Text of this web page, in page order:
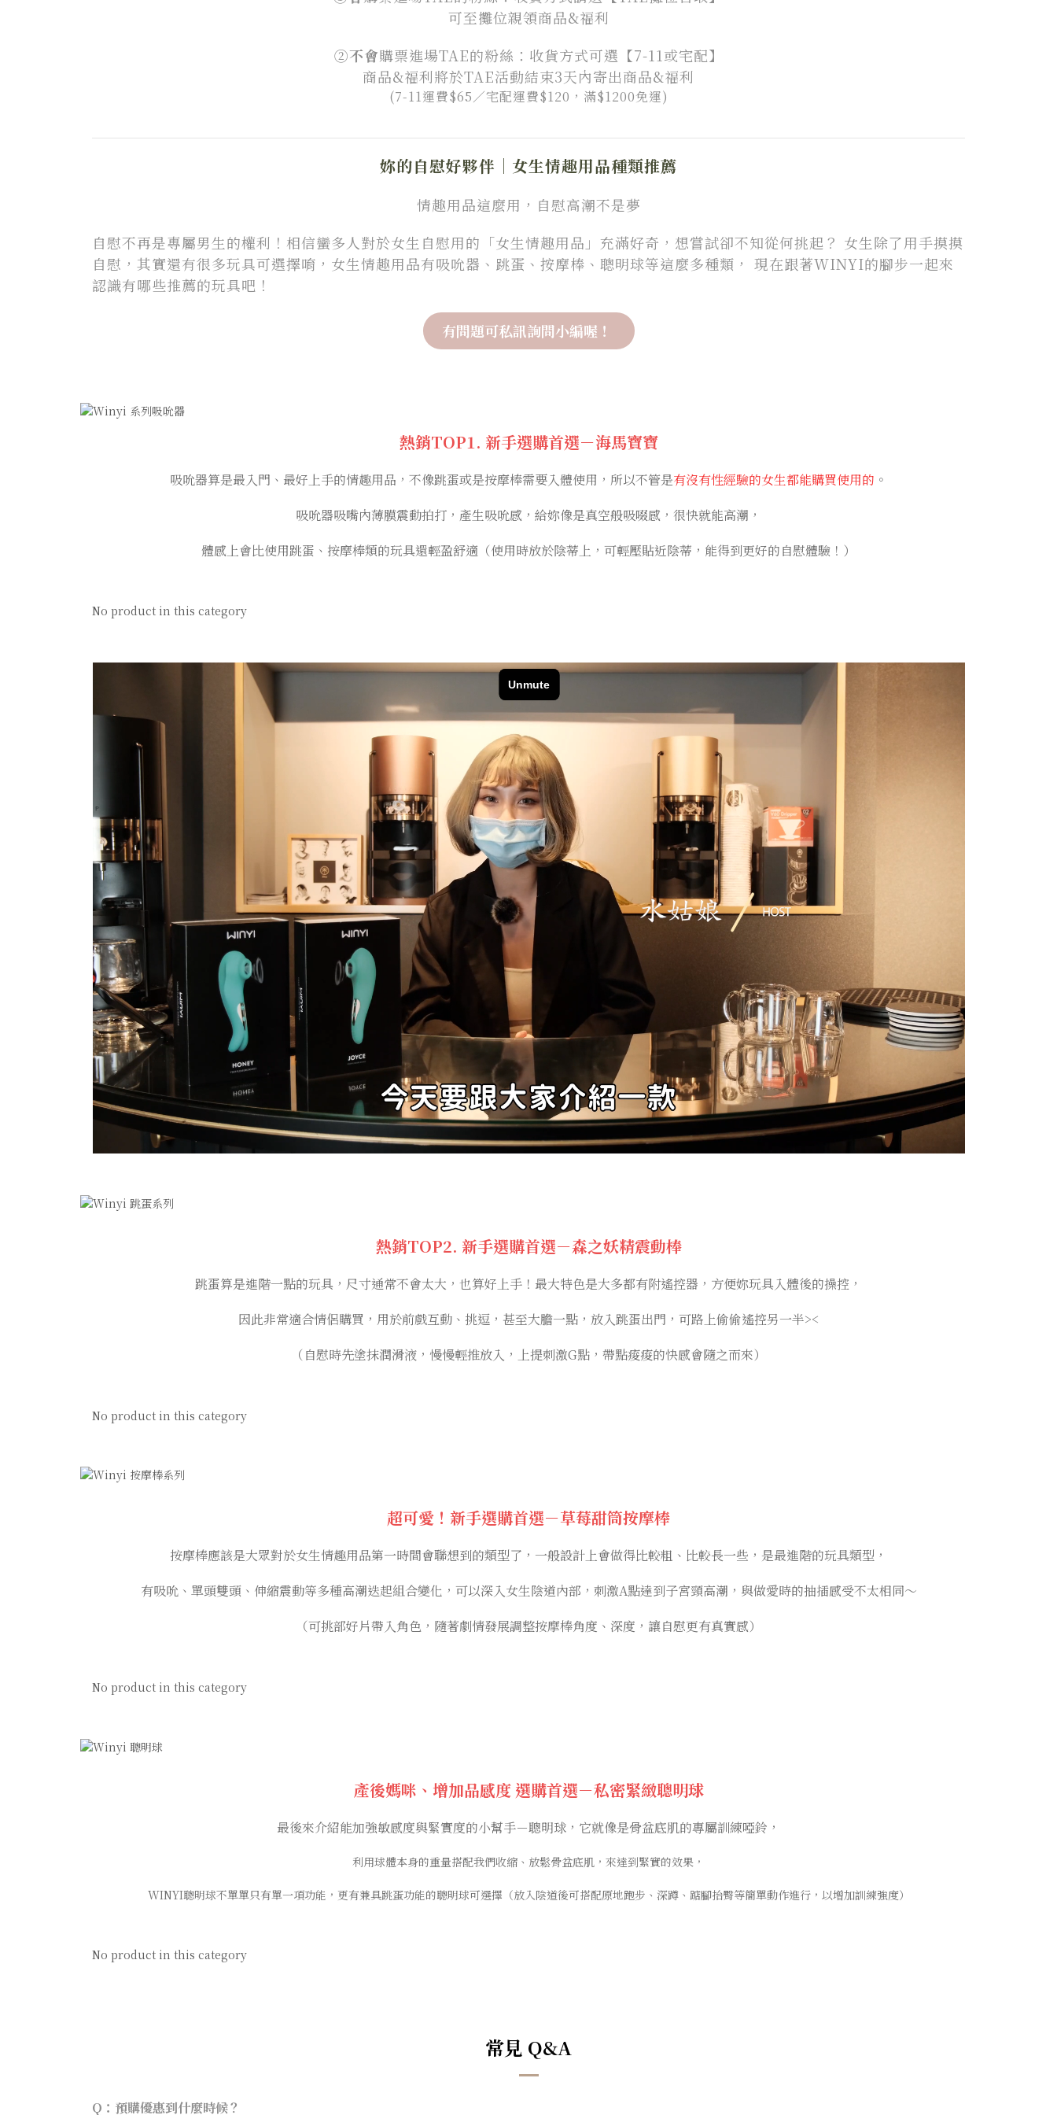
可至攤位親領商品&福利
②不會購票進場TAE的粉絲：收貨方式可選【7-11或宅配】
商品&福利將於TAE活動結束3天內寄出商品&福利
(7-11運費$65／宅配運費$120，滿$1200免運)
妳的自慰好夥伴｜女生情趣用品種類推薦
情趣用品這麼用，自慰高潮不是夢
自慰不再是專屬男生的權利！相信蠻多人對於女生自慰用的「女生情趣用品」充滿好奇，想嘗試卻不知從何挑起？ 女生除了用手摸摸
自慰，其實還有很多玩具可選擇唷，女生情趣用品有吸吮器、跳蛋、按摩棒、聰明球等這麼多種類， 現在跟著WINYI的腳步一起來
認識有哪些推薦的玩具吧！
有問題可私訊詢問小編喔！
熱銷TOP1. 新手選購首選－海馬寶寶
吸吮器算是最入門、最好上手的情趣用品，不像跳蛋或是按摩棒需要入體使用，所以不管是有沒有性經驗的女生都能購買使用的 。
吸吮器吸嘴內薄膜震動拍打，產生吸吮感，給妳像是真空般吸啜感，很快就能高潮，
體感上會比使用跳蛋、按摩棒類的玩具還輕盈舒適（使用時放於陰蒂上，可輕壓貼近陰蒂，能得到更好的自慰體驗！）
No product in this category
熱銷TOP2. 新手選購首選－森之妖精震動棒
跳蛋算是進階一點的玩具，尺寸通常不會太大，也算好上手！最大特色是大多都有附遙控器，方便妳玩具入體後的操控，
因此非常適合情侶購買，用於前戲互動、挑逗，甚至大膽一點，放入跳蛋出門，可路上偷偷遙控另一半><
（自慰時先塗抹潤滑液，慢慢輕推放入，上提刺激G點，帶點痠痠的快感會隨之而來）
No product in this category
超可愛！新手選購首選－草莓甜筒按摩棒
按摩棒應該是大眾對於女生情趣用品第一時間會聯想到的類型了，一般設計上會做得比較粗、比較長一些，是最進階的玩具類型，
有吸吮、單頭雙頭、伸縮震動等多種高潮迭起組合變化，可以深入女生陰道內部，刺激A點達到子宮頸高潮，與做愛時的抽插感受不太相同～
（可挑部好片帶入角色，隨著劇情發展調整按摩棒角度、深度，讓自慰更有真實感）
No product in this category
產後媽咪、增加品感度 選購首選－私密緊緻聰明球
最後來介紹能加強敏感度與緊實度的小幫手－聰明球，它就像是骨盆底肌的專屬訓練啞鈴，
利用球體本身的重量搭配我們收縮、放鬆骨盆底肌，來達到緊實的效果，
WINYI聰明球不單單只有單一項功能，更有兼具跳蛋功能的聰明球可選擇（放入陰道後可搭配原地跑步、深蹲、踮腳抬臀等簡單動作進行，以增加訓練強度）
No product in this category
常見 Q&A
Q：預購優惠到什麼時候？